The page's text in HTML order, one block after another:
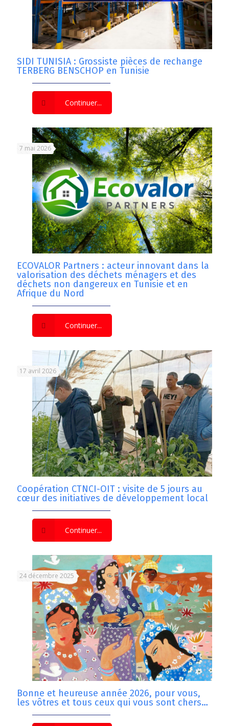
SIDI TUNISIA : Grossiste pièces de rechange
TERBERG BENSCHOP en Tunisie
Continuer...
7 mai 2026
ECOVALOR Partners : acteur innovant dans la
valorisation des déchets ménagers et des
déchets non dangereux en Tunisie et en
Afrique du Nord
Continuer...
17 avril 2026
Coopération CTNCI-OIT : visite de 5 jours au
cœur des initiatives de développement local
Continuer...
24 décembre 2025
Bonne et heureuse année 2026, pour vous,
les vôtres et tous ceux qui vous sont chers…